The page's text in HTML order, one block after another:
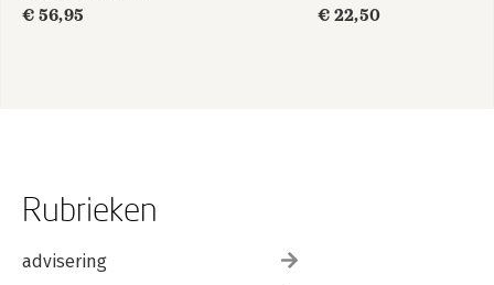
€ 56,95
€ 22,50
Rubrieken
advisering